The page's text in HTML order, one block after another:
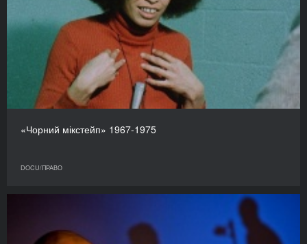
«Чорний мікстейп» 1967-1975
DOCU/ПРАВО